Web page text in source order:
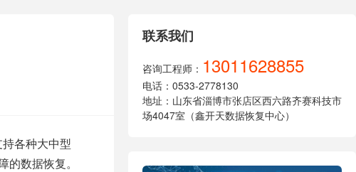
各种大中型
数据恢复。
联系我们
咨询工程师： 13011628855
电话：0533-2778130
地址：山东省淄博市张店区西六路齐赛科技市
场4047室（鑫开天数据恢复中心）